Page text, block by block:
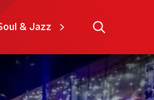
& Jazz